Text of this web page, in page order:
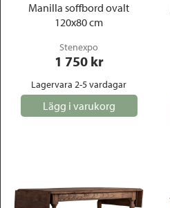
Manilla soffbord ovalt
120x80 cm
Stenexpo
1 750 kr
Lagervara 2-5 vardagar
Lägg i varukorg